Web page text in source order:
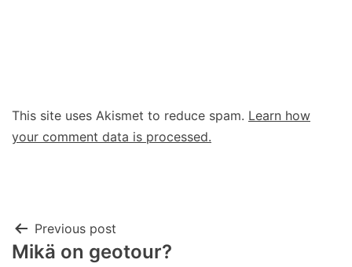
This site uses Akismet to reduce spam. Learn how
your comment data is processed.
Post
Previous post
Mikä on geotour?